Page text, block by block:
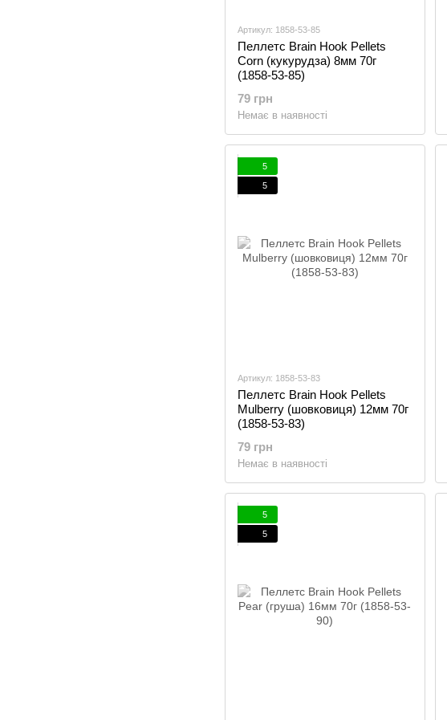
Артикул: 1858-53-85
Пеллетс Brain Hook Pellets
Corn (кукурудза) 8мм 70г
(1858-53-85)
79 грн
Немає в наявності
5
5
Артикул: 1858-53-83
Пеллетс Brain Hook Pellets
Mulberry (шовковиця) 12мм 70г
(1858-53-83)
79 грн
Немає в наявності
5
5